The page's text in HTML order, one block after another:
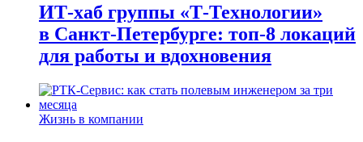
ИТ-хаб группы «Т-Технологии»
в Санкт-Петербурге: топ-8 локаций
для работы и вдохновения
Жизнь в компании